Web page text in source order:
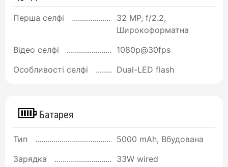
Перша селфі
32 MP, f/2.2,
Широкоформатна
Відео селфі
1080p@30fps
Особливості селфі
Dual-LED flash
Батарея
Тип
5000 mAh, Вбудована
Зарядка
33W wired